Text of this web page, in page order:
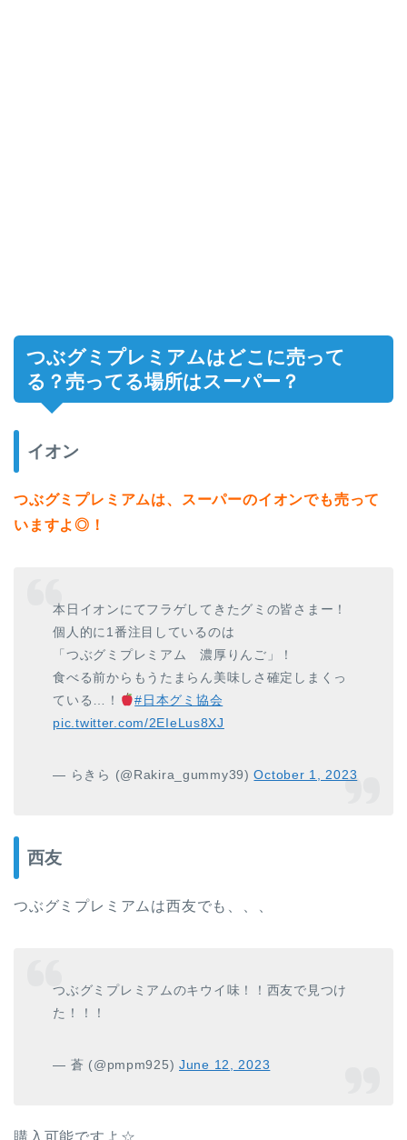
つぶグミプレミアムはどこに売って
る？売ってる場所はスーパー？
イオン
つぶグミプレミアムは、スーパーのイオンでも売って
いますよ◎！
本日イオンにてフラゲしてきたグミの皆さまー！
個人的に1番注目しているのは
「つぶグミプレミアム 濃厚りんご」！
食べる前からもうたまらん美味しさ確定しまくっ
ている…！
#日本グミ協会
pic.twitter.com/2EIeLus8XJ
— らきら (@Rakira_gummy39)October 1, 2023
西友
つぶグミプレミアムは西友でも、、、
つぶグミプレミアムのキウイ味！！西友で見つけ
た！！！
— 蒼 (@pmpm925) June 12, 2023
購入可能ですよ☆